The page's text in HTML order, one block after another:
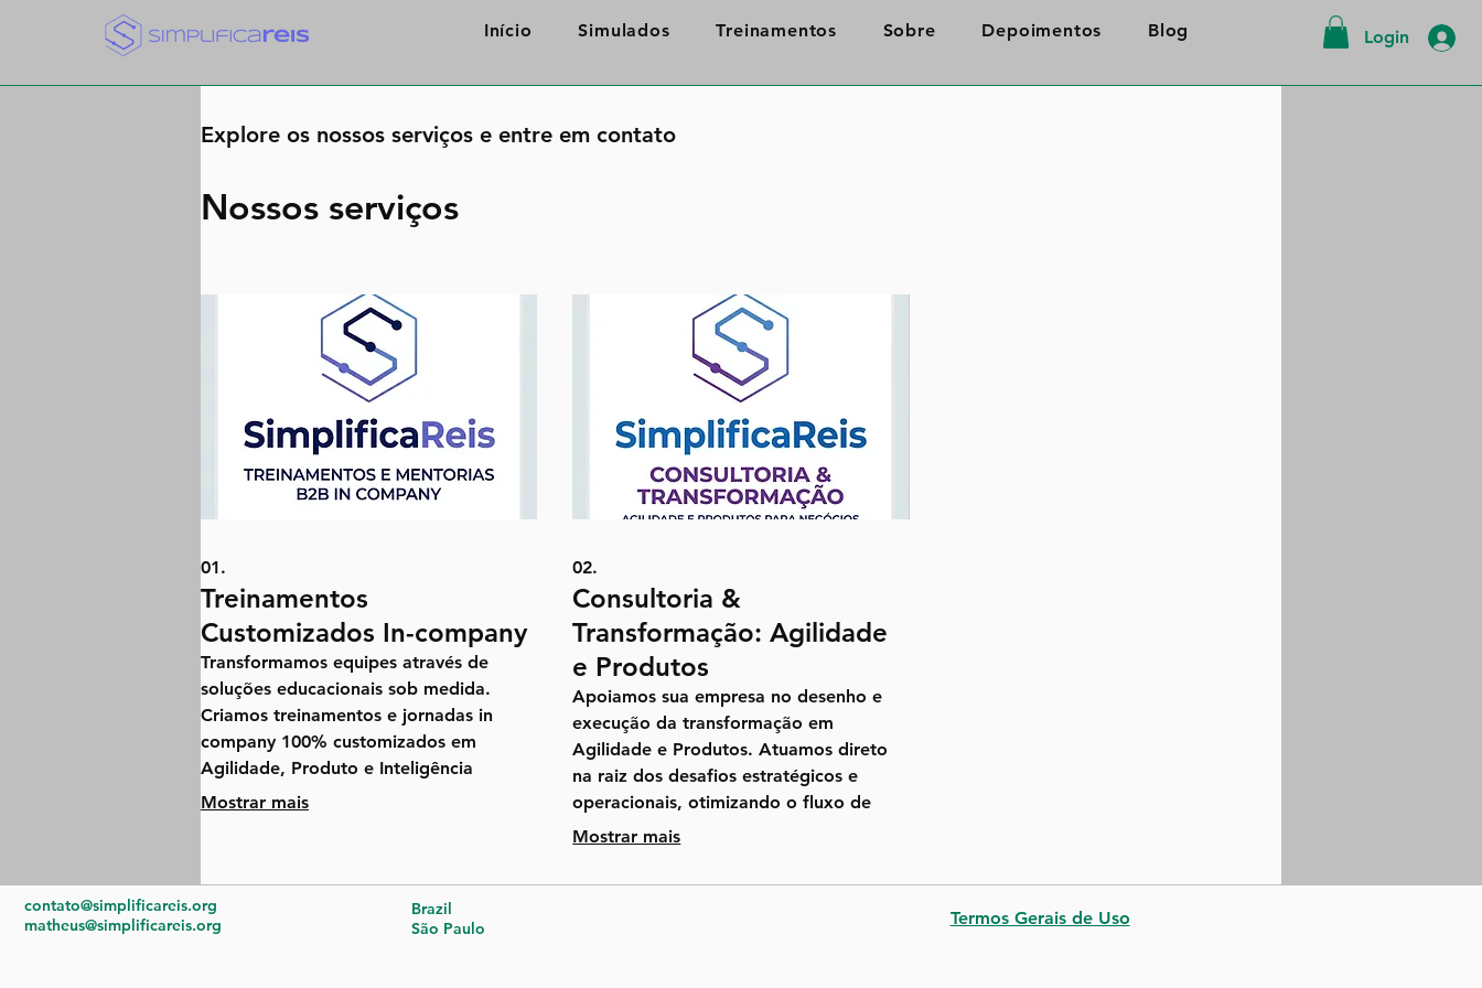
Início Simulados Treinamentos Sobre Depoimentos Blog Login
Explore os nossos serviços e entre em contato
Nossos serviços
01.
Treinamentos
Customizados In-company
Transformamos equipes através de
soluções educacionais sob medida.
Criamos treinamentos e jornadas in
company 100% customizados em
Agilidade, Produto e Inteligência
Artificial, adaptados à estrutura,
programas contínuos de
acompanhamento para acelerar o
Mostrar mais
02.
Consultoria &
Transformação: Agilidade
e Produtos
Apoiamos sua empresa no desenho e
execução da transformação em
Agilidade e Produtos. Atuamos direto
na raiz dos desafios estratégicos e
operacionais, otimizando o fluxo de
valor, a gestão de backlog e a
tecnologia. Por meio de diagnóstico,
Mostrar mais
contato@simplificareis.org
matheus@simplificareis.org
Brazil
São Paulo
Termos Gerais de Uso